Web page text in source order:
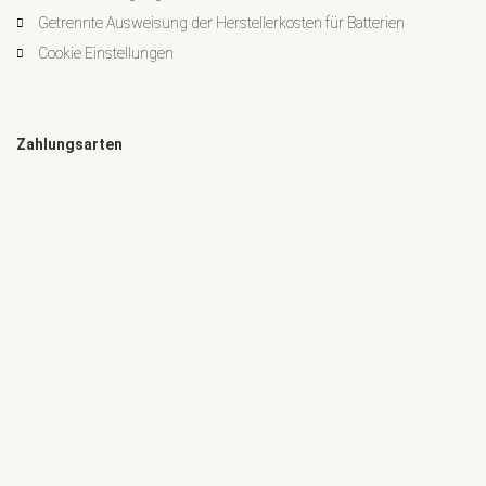
Getrennte Ausweisung der Herstellerkosten für Batterien
Cookie Einstellungen
Zahlungsarten